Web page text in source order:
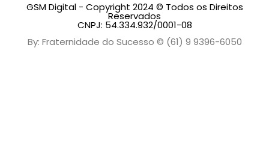
GSM Digital - Copyright 2024 © Todos os Direitos
Reservados
CNPJ: 54.334.932/0001-08
By: Fraternidade do Sucesso © (61) 9 9396-6050